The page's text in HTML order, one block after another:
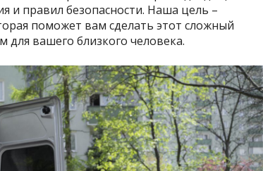
и правил безопасности. Наша цель –
поможет вам сделать этот сложный
вашего близкого человека.